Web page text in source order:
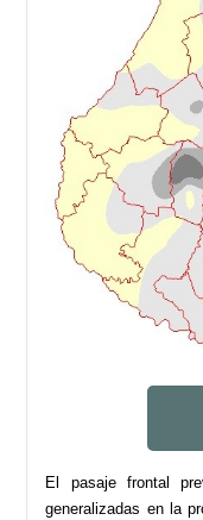
El pasaje frontal
generalizadas en la